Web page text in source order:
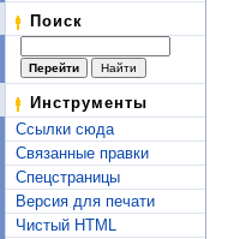
Поиск
Инструменты
Ссылки сюда
Связанные правки
Спецстраницы
Версия для печати
Чистый HTML